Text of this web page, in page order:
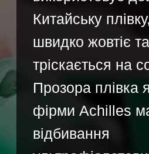
Новини та поради